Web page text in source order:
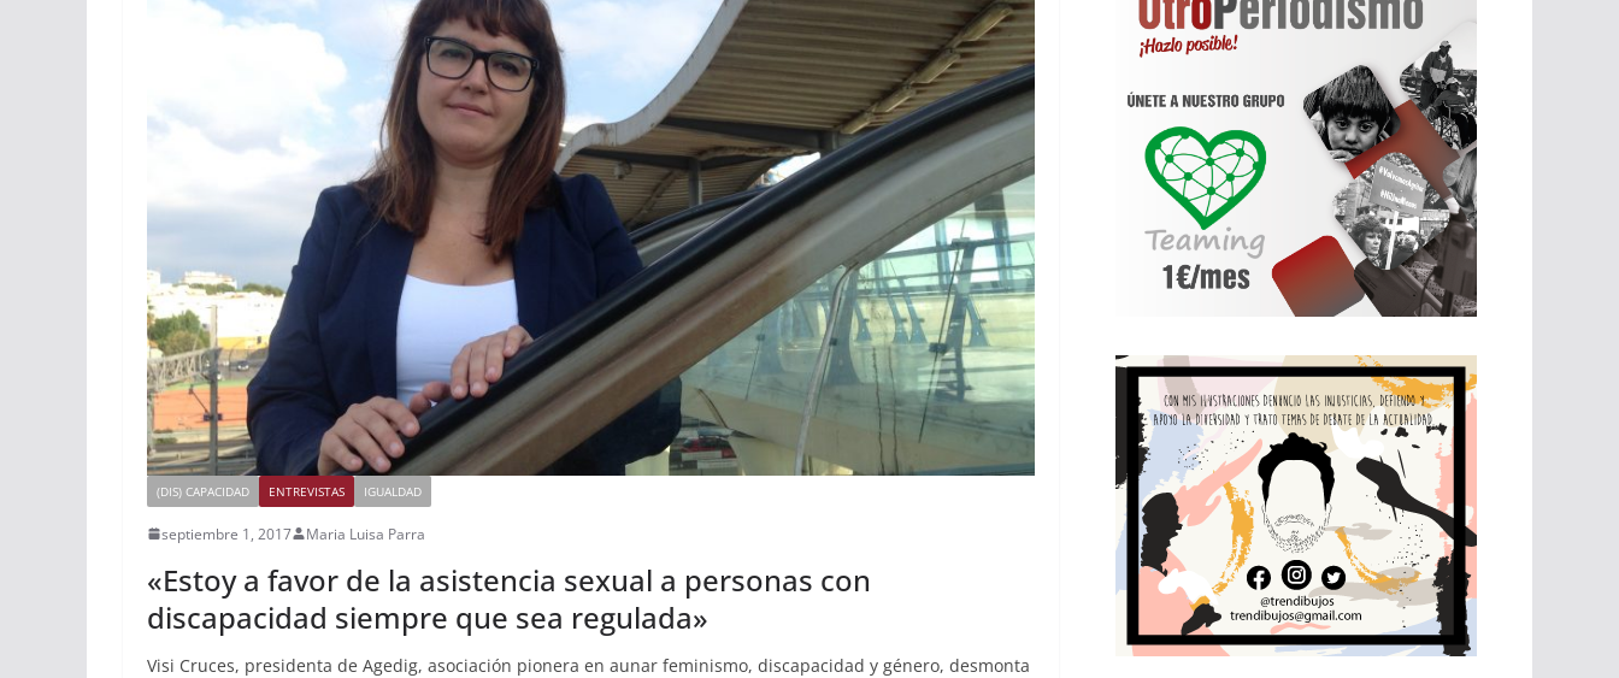
(DIS) CAPACIDAD ENTREVISTAS IGUALDAD
septiembre 1, 2017 Maria Luisa Parra
«Estoy a favor de la asistencia sexual a personas con
discapacidad siempre que sea regulada»
Visi Cruces, presidenta de Agedig, asociación pionera en aunar feminismo, discapacidad y género, desmonta